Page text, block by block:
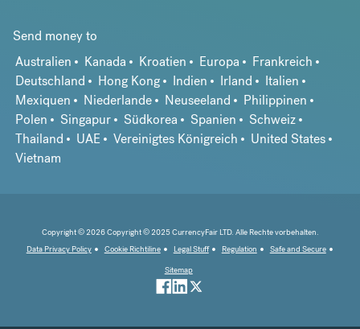
Send money to
Australien
Kanada Kroatien Europa
Frankreich
Deutschland
Hong Kong Indien Irland
Italien
Mexiquen
Niederlande Neuseeland
Philippinen
Polen
Singapur Südkorea Spanien
Schweiz
Thailand
UAE Vereinigtes Königreich
United States
Vietnam
Copyright © 2026 Copyright © 2025 CurrencyFair LTD. Alle Rechte vorbehalten.
Data Privacy Policy
Cookie Richtiline Legal Stuff Regulation
Safe and Secure
Sitemap